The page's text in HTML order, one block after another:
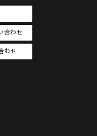
合わせ
わせ